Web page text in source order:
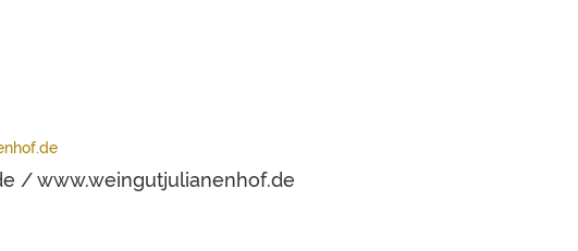
/ www.weingutjulianenhof.de